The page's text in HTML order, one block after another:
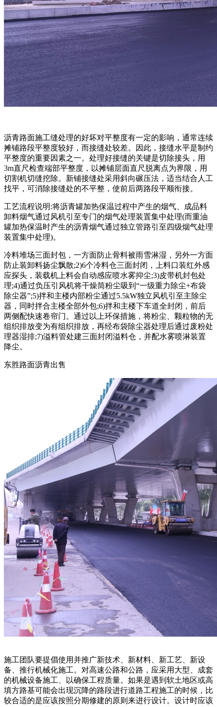
沥青路面施工缝处理的好坏对平整度有一定的影响，通常连续
摊铺路段平整度较好，而接缝处较差。因此，接缝水平是制约
平整度的重要因素之一。处理好接缝的关键是切除接头，用
3m直尺检查端部平整度，以摊铺层面直尺脱离点为界限，用
切割机切缝挖除。新铺接缝处采用斜向碾压法，适当结合人工
找平，可消除接缝处的不平整，使前后两路段平顺衔接。
工艺流程说明:将沥青罐加热保温过程中产生的烟气、成品料
卸料烟气通过风机引至专门的烟气处理装置集中处理(而重油
罐加热保温时产生的沥青烟气通过独立管路引至四级烟气处理
装置集中处理)。
冷料堆场三面封包，一方面防止骨料被雨雪淋湿，另外一方面
防止装卸料扬尘飘散;2)6个冷料仓三面封闭，上料口装红外感
应探头，装载机上料会自动感应喷水雾抑尘;3)皮带机封包处
理;4)通过负压引风机将干燥筒粉尘吸到“一级重力除尘+布袋
除尘器”;5)拌和主楼内部粉尘通过5.5kW独立风机引至主除尘
器，同时拌合主楼全部外包;6)拌和主楼下车道全封闭，前后
两侧配快速卷帘门。通过以上环保措施，将粉尘、颗粒物的无
组织排放变为有组织排放，再经布袋除尘器处理后通过废粉处
理器湿排;7)溢料管处建三面封闭溢料仓，并配水雾喷淋装置
降尘。
东胜路面沥青出售
施工团队要提倡使用并推广新技术、新材料、新工艺、新设
备、推行机械化施工。对高速公路和公路，应采用大型、成套
的机械设备施工、以确保工程质量。如果是遇到软土地区或高
填方路基可能会出现沉降的路段进行道路工程施工的时候，比
较合适的是应该按照分期修建的原则来进行设计。设计时应该